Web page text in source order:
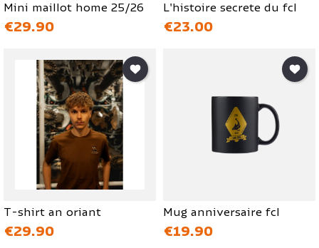
Mini maillot home 25/26
価格
€29.90
L'histoire secrete du fcl
価格
€23.00
T-shirt an oriant
価格
€29.90
Mug anniversaire fcl
価格
€19.90